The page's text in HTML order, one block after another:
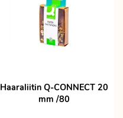
Haaraliitin Q-CONNECT 20
mm /80